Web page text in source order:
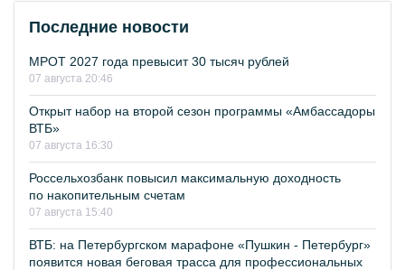
Последние новости
МРОТ 2027 года превысит 30 тысяч рублей
07 августа 20:46
Открыт набор на второй сезон программы «Амбассадоры
ВТБ»
07 августа 16:30
Россельхозбанк повысил максимальную доходность
по накопительным счетам
07 августа 15:40
ВТБ: на Петербургском марафоне «Пушкин - Петербург»
появится новая беговая трасса для профессиональных